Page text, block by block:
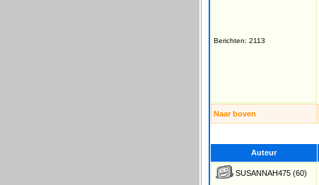
Berichten: 2113
Naar boven
Auteur
SUSANNAH475 (60)